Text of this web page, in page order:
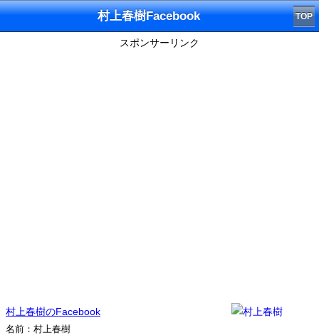
村上春樹Facebook TOP
スポンサーリンク
村上春樹のFacebook
名前：村上春樹